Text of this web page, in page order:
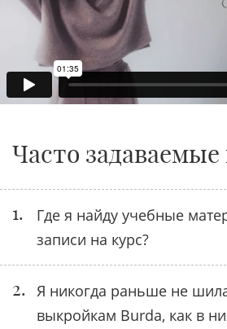
Часто
1.
Где я найду учебные
записи на курс?
2. Я никогда раньше не
выкройкам Burda, как в